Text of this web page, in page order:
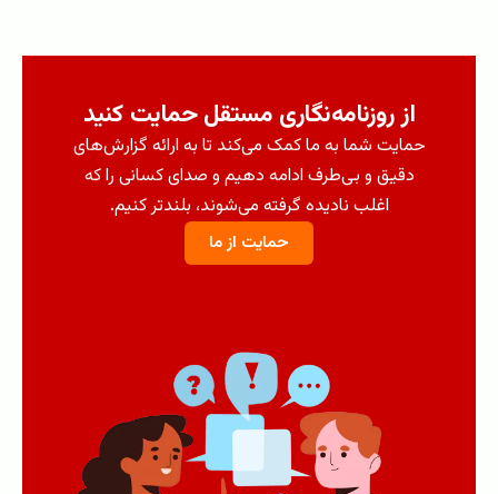
از روزنامه‌نگاری مستقل حمایت کنید
حمایت شما به ما کمک می‌کند تا به ارائه گزارش‌های
دقیق و بی‌طرف ادامه دهیم و صدای کسانی را که
اغلب نادیده گرفته می‌شوند، بلندتر کنیم.
حمایت از ما